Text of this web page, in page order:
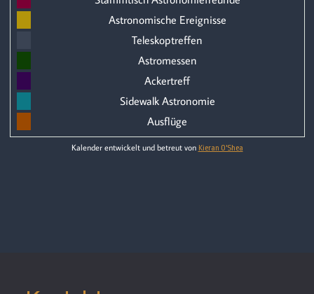
Astronomische Ereignisse
Teleskoptreffen
Astromessen
Ackertreff
Sidewalk Astronomie
Ausflüge
Kalender entwickelt und betreut von Kieran O'Shea